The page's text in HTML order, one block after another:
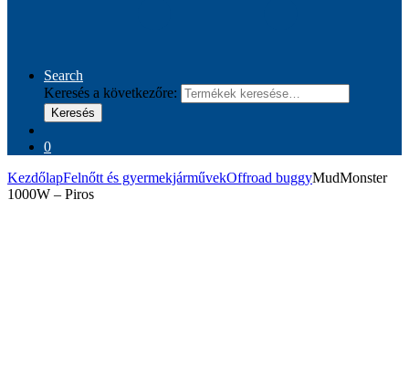
Search
Keresés a következőre:
Keresés
0
KezdőlapFelnőtt és gyermekjárművekOffroad buggyMudMonster
1000W – Piros